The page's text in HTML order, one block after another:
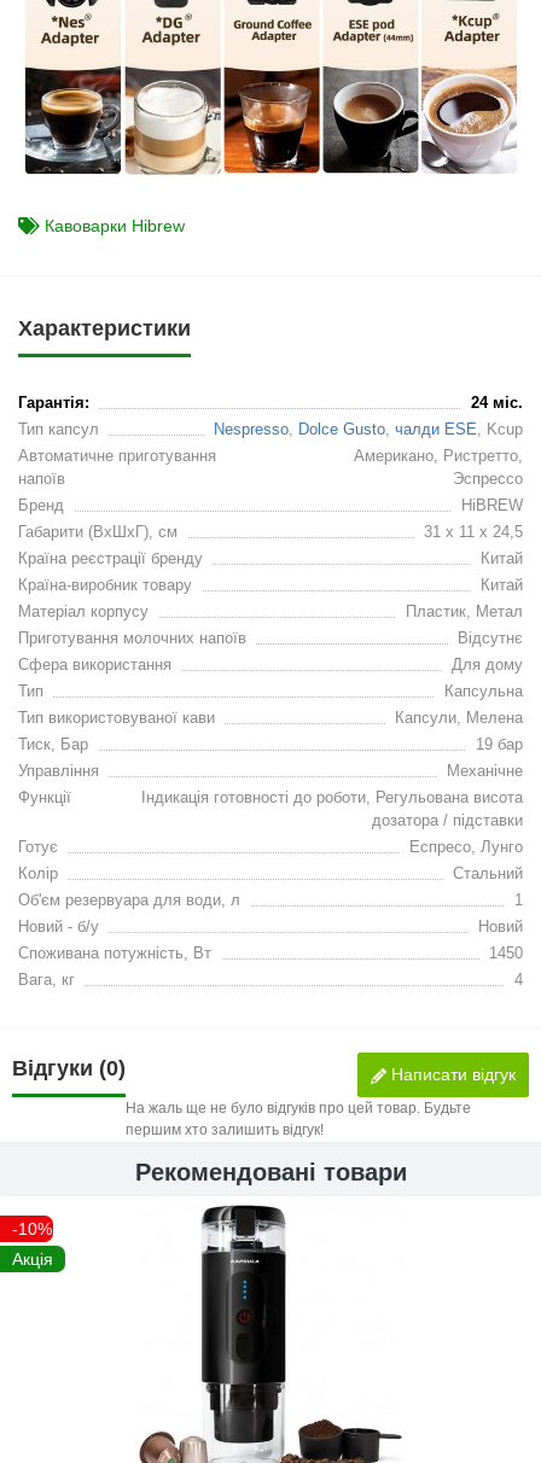
Кавоварки Hibrew
Характеристики
Гарантія:
24 міс.
Тип капсул
Nespresso, Dolce Gusto, чалди ESE, Kcup
Автоматичне приготування
напоїв
Американо, Ристретто,
Эспрессо
Бренд
HiBREW
Габарити (ВхШхГ), см
31 x 11 x 24,5
Країна реєстрації бренду
Китай
Країна-виробник товару
Китай
Матеріал корпусу
Пластик, Метал
Приготування молочних напоїв
Відсутнє
Сфера використання
Для дому
Тип
Капсульна
Тип використовуваної кави
Капсули, Мелена
Тиск, Бар
19 бар
Управління
Механічне
Функції
Індикація готовності до роботи, Регульована висота
дозатора / підставки
Готує
Еспресо, Лунго
Колір
Стальний
Об'єм резервуара для води, л
1
Новий - б/у
Новий
Споживана потужність, Вт
1450
Вага, кг
4
Відгуки (0) Написати відгук
На жаль ще не було відгуків про цей товар. Будьте
першим хто залишить відгук!
Рекомендовані товари
-10%
Акція